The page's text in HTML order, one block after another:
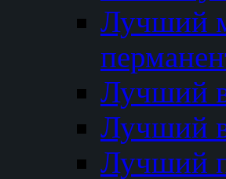
Лучший
Лучший
Лучший
Лучший